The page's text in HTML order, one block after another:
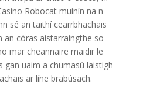
Robocat muinín na n-
sé an taithí cearrbhachais
an córas aistarraingthe so-
mar cheannaire maidir le
gan uaim a chumasú laistigh
ar líne brabúsach.